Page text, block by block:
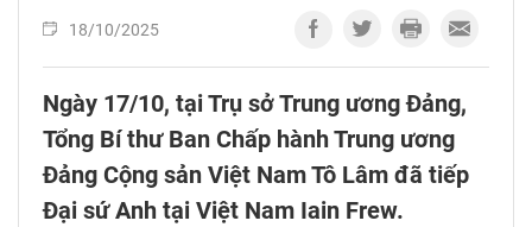
18/10/2025
Ngày 17/10, tại Trụ sở Trung ương Đảng,
Tổng Bí thư Ban Chấp hành Trung ương
Đảng Cộng sản Việt Nam Tô Lâm đã tiếp
Đại sứ Anh tại Việt Nam Iain Frew.